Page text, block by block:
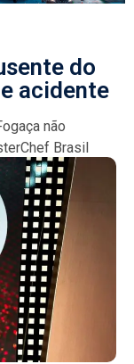
do
acidente
não
Brasil